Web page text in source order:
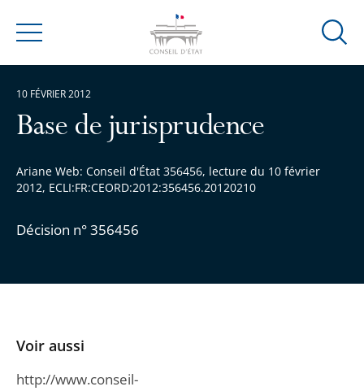
Menu
Ouvrir
Base de jurisprudence
Ariane Web: Conseil d'État 356456, lecture du 10 février
2012, ECLI:FR:CEORD:2012:356456.20120210
Décision n° 356456
10 FÉVRIER 2012
Voir aussi
http://www.conseil-